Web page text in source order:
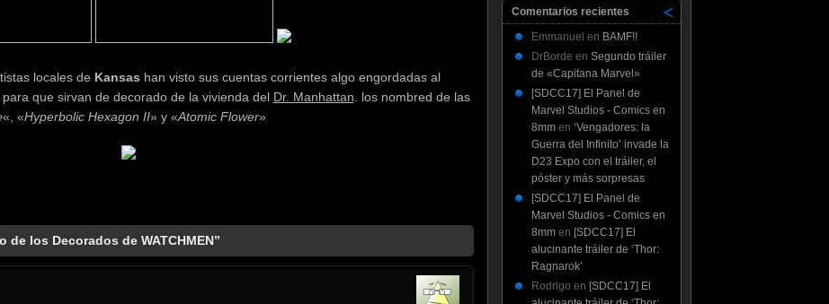
locales de Kansas han visto sus cuentas corrientes algo engordadas al
que sirvan de decorado de la vivienda del Dr. Manhattan . los nombred de las
«, «Hyperbolic Hexagon II» y «Atomic Flower»
de los Decorados de WATCHMEN”
Comentarios recientes
Emmanuel en BAMF!!
DrBorde en Segundo tráiler
de «Capitana Marvel»
[SDCC17] El Panel de
Marvel Studios - Comics en
8mmen ‘Vengadores: la
Guerra del Infinito’ invade la
D23 Expo con el tráiler, el
póster y más sorpresas
[SDCC17] El Panel de
Marvel Studios - Comics en
8mmen [SDCC17] El
alucinante tráiler de ‘Thor:
Ragnarok’
Rodrigo en [SDCC17] El